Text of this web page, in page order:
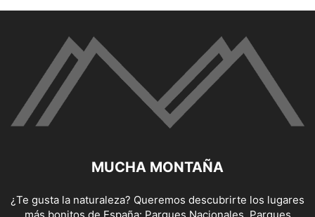
MUCHA MONTAÑA
¿Te gusta la naturaleza? Queremos descubrirte los lugares
más bonitos de España: Parques Nacionales, Parques